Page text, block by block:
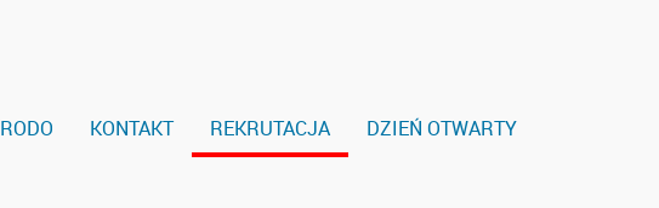
RODO KONTAKT REKRUTACJA DZIEŃ OTWARTY